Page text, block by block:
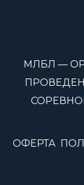
МЛБЛ —
ОФЕРТА